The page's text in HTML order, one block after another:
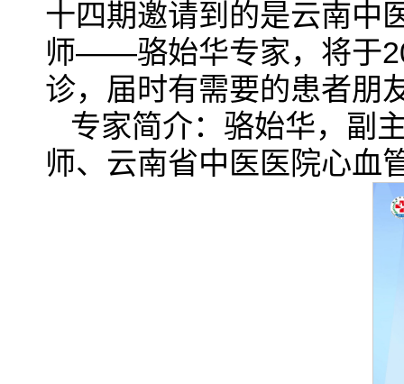
十四期邀请到的是云南中
师——骆始华专家，将于
诊，届时有需要的患者朋
专家简介：骆始华，副
师、云南省中医医院心血